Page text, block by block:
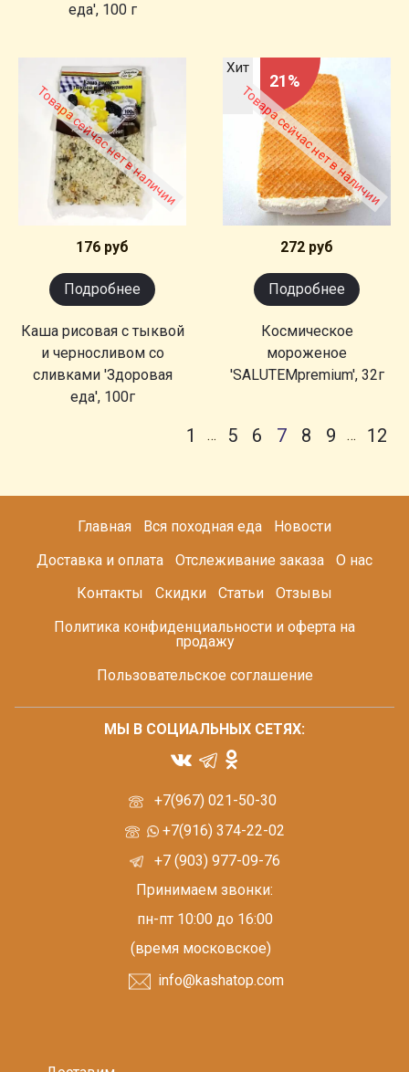
еда', 100 г
Товара сейчас нет в наличии
176 руб
Подробнее
Каша рисовая с тыквой
и черносливом со
сливками 'Здоровая
еда', 100г
Хит
21%
Товара сейчас нет в наличии
272 руб
Подробнее
Космическое
мороженое
'SALUTEMpremium', 32г
1 … 5 6 7 8 9 … 12
Главная Вся походная еда
Новости
Доставка и оплата
Отслеживание заказа
О нас
Контакты
Скидки Статьи
Отзывы
Политика конфиденциальности и оферта на
продажу
Пользовательское соглашение
+7(967) 021-50-30
+7(916) 374-22-02
+7 (903) 977-09-76
Принимаем звонки:
пн-пт 10:00 до 16:00
(время московское)
info@kashatop.com
МЫ В СОЦИАЛЬНЫХ СЕТЯХ: